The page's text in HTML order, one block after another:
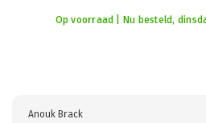
Op voorraad | Nu besteld,
Anouk Brack